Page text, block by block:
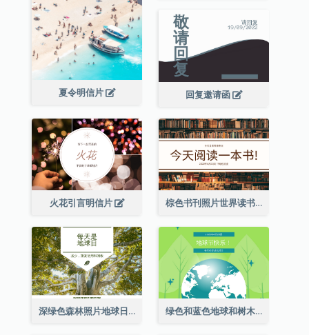
夏令明信片 回复邀请函
火花引言明信片 棕色书刊照片世界读书日明信片
深绿色森林照片地球日明信片 绿色和蓝色地球和树木插图地球日明信片